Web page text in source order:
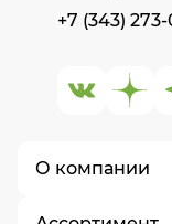
О компании
+7 (343)